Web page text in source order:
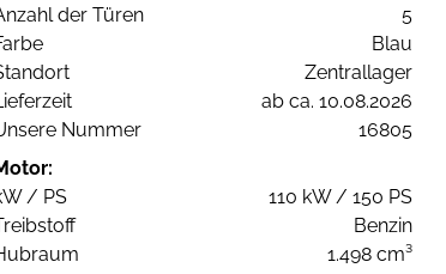
der Türen
5
Blau
Zentrallager
ab ca. 10.08.2026
Nummer
16805
/ PS
110 kW / 150 PS
Benzin
1.498 cm³